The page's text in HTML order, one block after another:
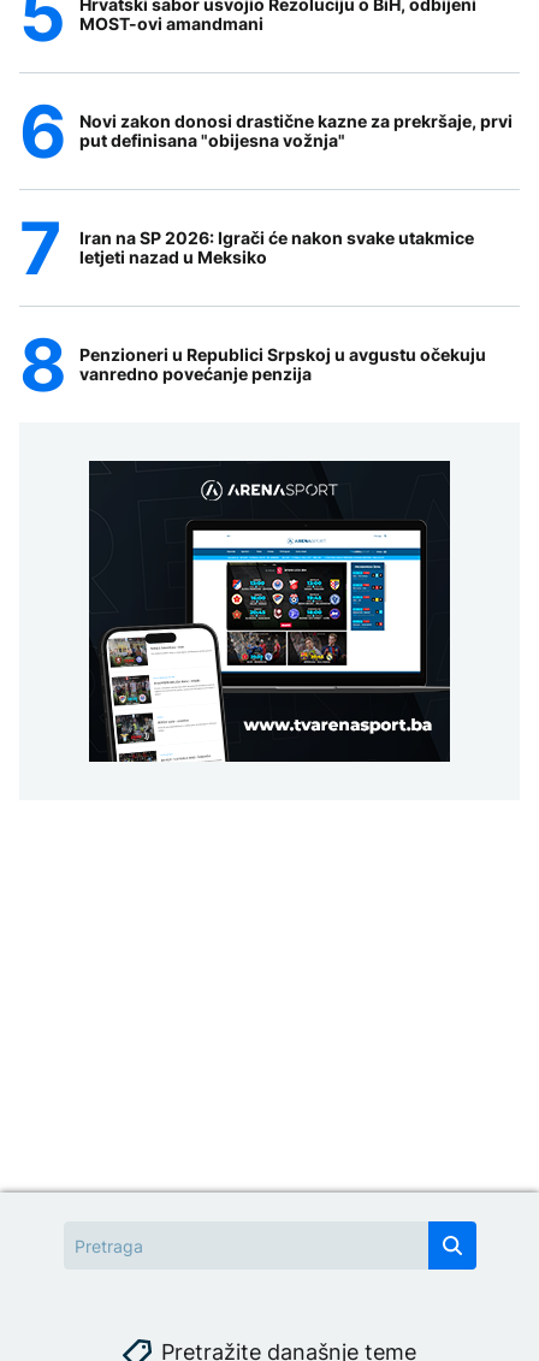
Hrvatski sabor usvojio Rezoluciju o BiH, odbijeni
MOST-ovi amandmani
Novi zakon donosi drastične kazne za prekršaje, prvi
put definisana "obijesna vožnja"
Iran na SP 2026: Igrači će nakon svake utakmice
letjeti nazad u Meksiko
Penzioneri u Republici Srpskoj u avgustu očekuju
vanredno povećanje penzija
Pretražite današnje teme